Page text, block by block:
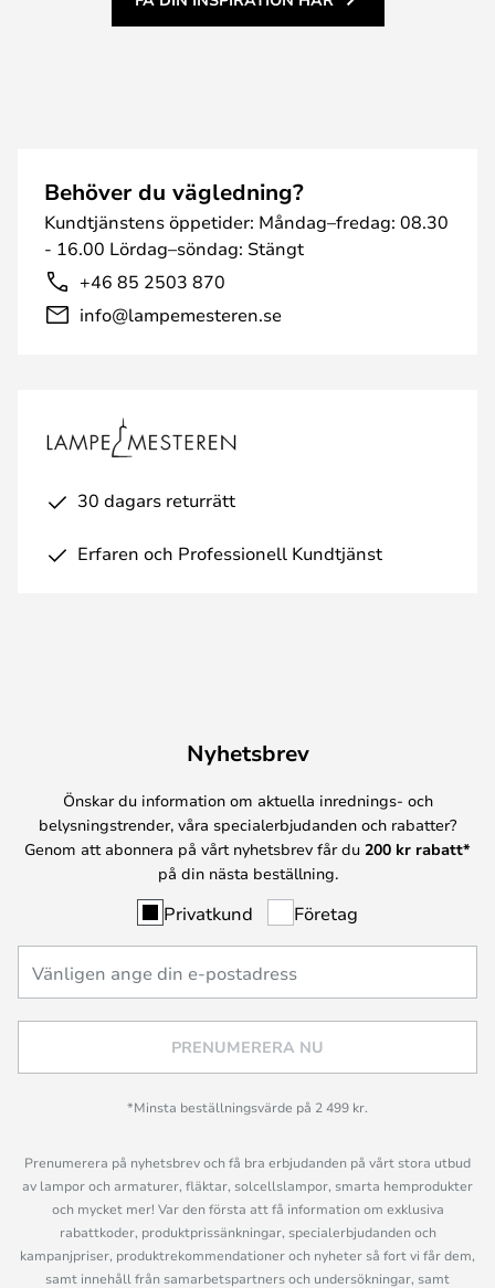
Behöver du vägledning?
Kundtjänstens öppetider: Måndag–fredag: 08.30
- 16.00 Lördag–söndag: Stängt
+46 85 2503 870
info@lampemesteren.se
30 dagars returrätt
Erfaren och Professionell Kundtjänst
Nyhetsbrev
Önskar du information om aktuella inrednings- och
belysningstrender, våra specialerbjudanden och rabatter?
Genom att abonnera på vårt nyhetsbrev får du 200 kr rabatt*
på din nästa beställning.
Privatkund Företag
PRENUMERERA NU
*Minsta beställningsvärde på 2 499 kr.
Prenumerera på nyhetsbrev och få bra erbjudanden på vårt stora utbud
av lampor och armaturer, fläktar, solcellslampor, smarta hemprodukter
och mycket mer! Var den första att få information om exklusiva
rabattkoder, produktprissänkningar, specialerbjudanden och
kampanjpriser, produktrekommendationer och nyheter så fort vi får dem,
samt innehåll från samarbetspartners och undersökningar, samt